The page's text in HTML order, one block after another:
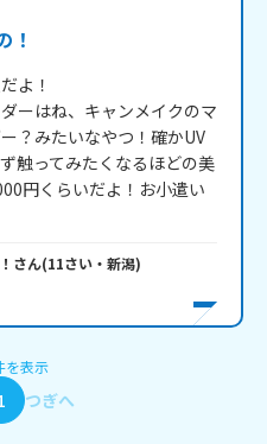
！
よ！
ーはね、キャンメイクのマ
？みたいなやつ！確かUV
触ってみたくなるほどの美
円くらいだよ！お小遣い
さん(11さい・ 新潟)
を表示
つぎへ